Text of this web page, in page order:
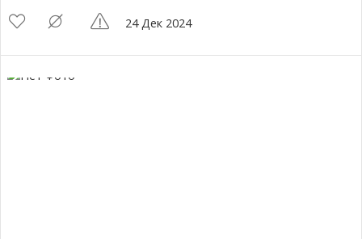
24 Дек 2024